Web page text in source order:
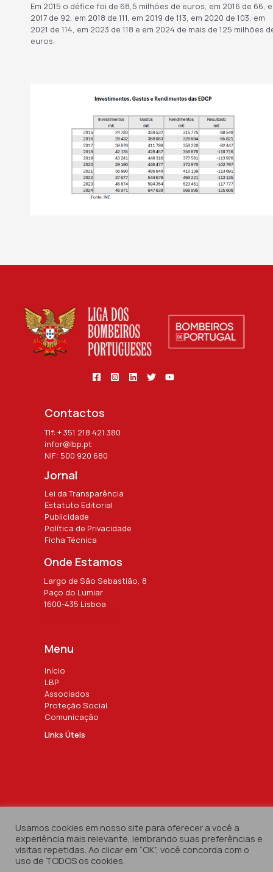
Em 2015 o défice foi de 68,5 milhões de euros, em 2016 de 66,
2017 de 92, em 2018 de 111, em 2019 de 113, em 2020 de 103, em
2021 de 114, em 2023 de 118 e em 2024 de mais de 125 milhões
euros.
Contactos
Tlf: + 351 218 421 380
infor@lbp.pt
NIF: 500 920 680
Jornal
Lei da Transparência
Estatuto Editorial
Publicidade
Política de Privacidade
Ficha Técnica
Onde Estamos
Largo de São Sebastião, 8
Paço do Lumiar
1600-435 Lisboa
Menu
Início
LBP
Associados
Proteção Social
Comunicação
Links Úteis
© 2024 by Marketividade
Usamos cookies em nosso site para oferecer a você a
experiência mais relevante, lembrando suas preferências e
visitas repetidas. Ao clicar em “OK”, você concorda com o
uso de TODOS os cookies.